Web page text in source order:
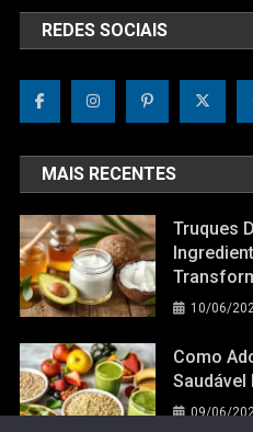
REDES SOCIAIS
MAIS RECENTES
Truques
10/06/
Como
Saudável
09/06/